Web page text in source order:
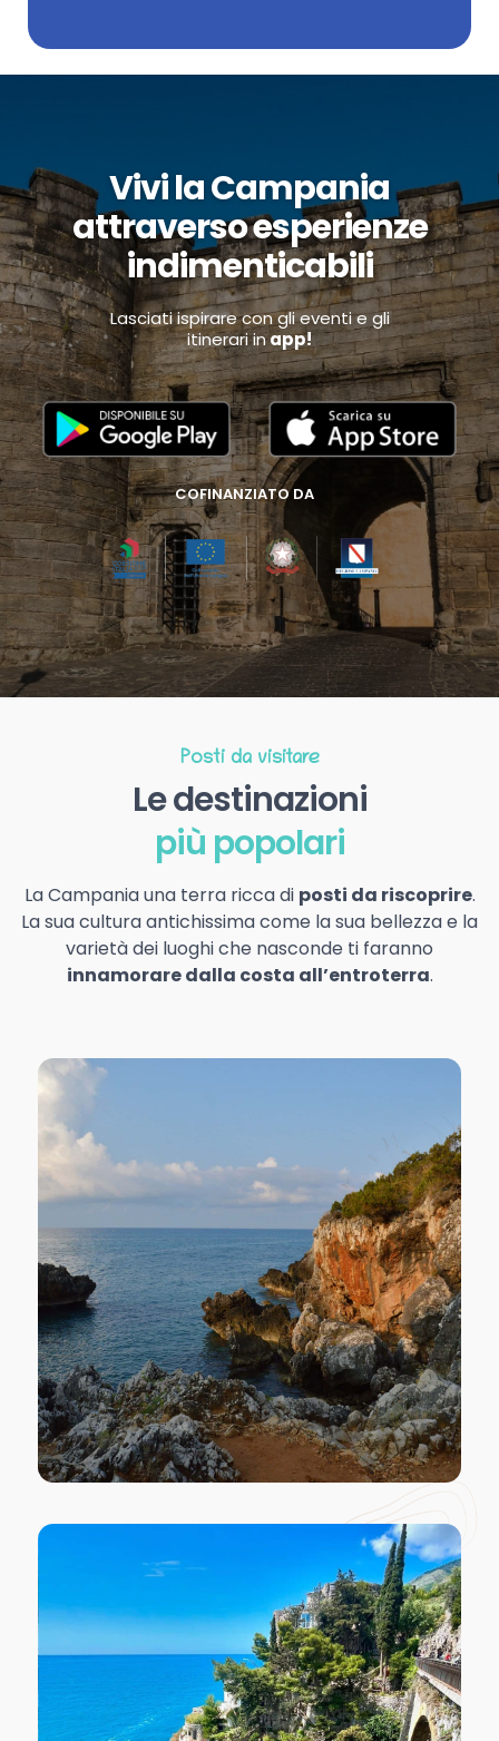
Vivi la Campania
attraverso esperienze
indimenticabili
Lasciati ispirare con gli eventi e gli
itinerari inapp!
COFINANZIATO DA
Posti da visitare
Le destinazioni
più popolari
La Campania una terra ricca di posti da riscoprire.
La sua cultura antichissima come la sua bellezza e la
varietà dei luoghi che nasconde ti faranno
innamorare dalla costa all’entroterra.